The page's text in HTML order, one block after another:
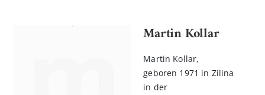
Martin Kollar
Martin Kollar,
geboren 1971 in Zilina
in der